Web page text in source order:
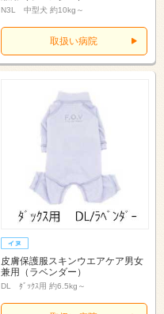
N3L 中型犬 約10kg～
取扱い病院
皮膚保護服スキンウエアケア男女
兼用（ラベンダー）
DL ﾀﾞｯｸｽ用 約6.5kg～